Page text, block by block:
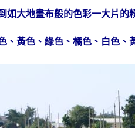
如大地畫布般的色彩一大片的
、黃色、綠色、橘色、白色、